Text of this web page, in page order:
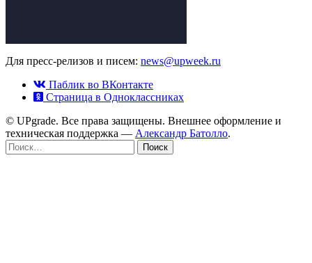
Для пресс-релизов и писем: news@upweek.ru
Паблик во ВКонтакте
Страница в Одноклассниках
© UPgrade. Все права защищены. Внешнее оформление и
техническая поддержка — Александр Батолло.
Найти: